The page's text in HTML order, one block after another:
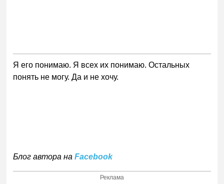
Я его понимаю. Я всех их понимаю. Остальных
понять не могу. Да и не хочу.
Блог автора наFacebook
Реклама